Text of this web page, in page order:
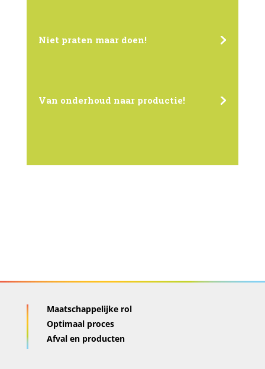
Niet praten maar doen!
Van onderhoud naar productie!
Maatschappelijke rol
Optimaal proces
Afval en producten